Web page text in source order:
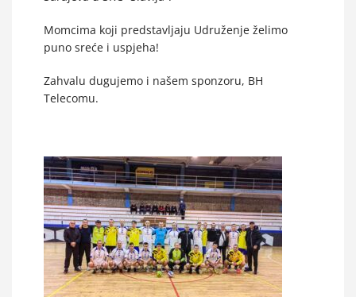
Momcima koji predstavljaju Udruženje želimo
puno sreće i uspjeha!
Zahvalu dugujemo i našem sponzoru, BH
Telecomu.